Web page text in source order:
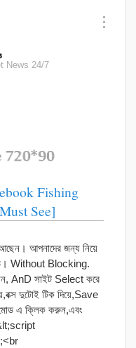
News 24/7
Fishing
See]
আপনাদের জন্য নিয়ে
Without Blocking.
AnD সাইট Select করে
দুটোই টিক দিয়ে,Save
এ ক্লিক করুন,এবং
&lt;script